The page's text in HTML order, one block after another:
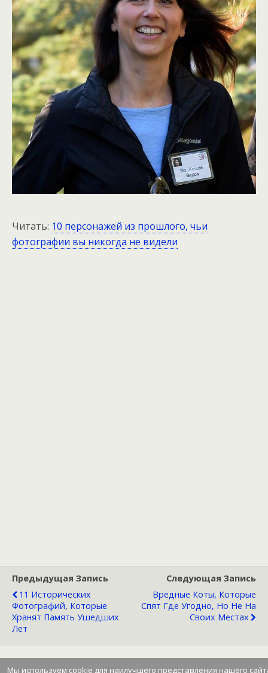
Читать: 10 персонажей из прошлого, чьи
фотографии вы никогда не видели
Предыдущая Запись
11 Исторических
Фотографий, Которые
Хранят Память Ушедших
Лет
Следующая Запись
Вредные Коты, Которые
Спят Где Угодно, Но Не На
Своих Местах
Мы используем cookie для наилучшего представления нашего